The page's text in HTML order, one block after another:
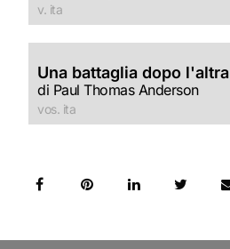
v. ita
Una battaglia dopo l'altra
di Paul Thomas Anderson
vos. ita